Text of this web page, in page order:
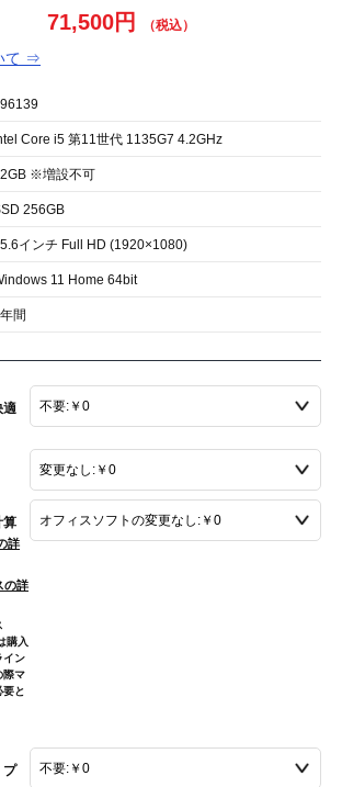
て ⇒
71,500円
Core i5 第11世代 1135G7 4.2GHz
※増設不可
256GB
インチ Full HD (1920×1080)
11 Home 64bit
間
適
算
詳
の詳
購入
イン
際マ
要と
プ